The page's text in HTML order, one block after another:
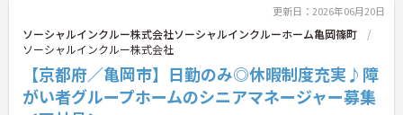
の職場です。ご興味のある方は詳細等をお伝えしま
すので、お気軽にお問い合わせください。
更新日：2026年06月20日
ソーシャルインクルー株式会社ソーシャルインクルーホーム亀岡篠町
ソーシャルインクルー株式会社
【京都府／亀岡市】日勤のみ◎休暇制度充実♪障
がい者グループホームのシニアマネージャー募集